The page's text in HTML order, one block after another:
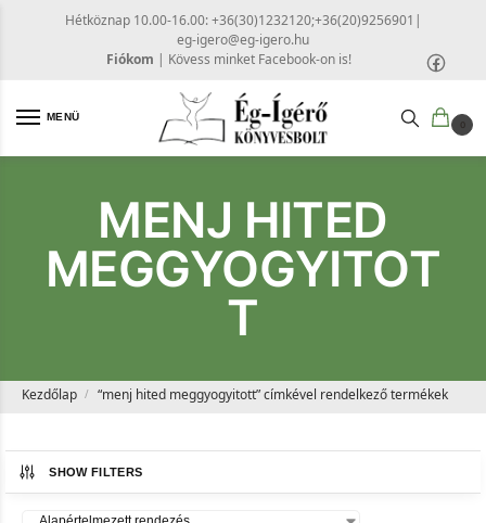
Hétköznap 10.00-16.00: +36(30)1232120;+36(20)9256901 |
eg-igero@eg-igero.hu
Fiókom | Kövess minket Facebook-on is!
MENÜ
0
MENJ HITED
MEGGYOGYITOT
T
Kezdőlap / “menj hited meggyogyitott” címkével rendelkező termékek
SHOW FILTERS